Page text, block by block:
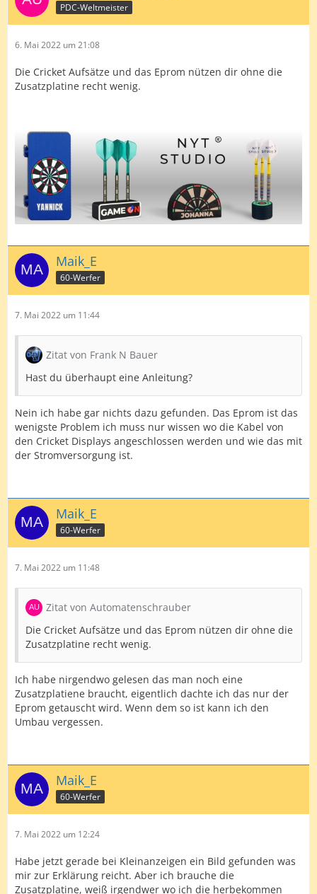
PDC-Weltmeister
6. Mai 2022 um 21:08
Die Cricket Aufsätze und das Eprom nützen dir ohne die
Zusatzplatine recht wenig.
Maik_E
60-Werfer
7. Mai 2022 um 11:44
Zitat von Frank N Bauer
Hast du überhaupt eine Anleitung?
Nein ich habe gar nichts dazu gefunden. Das Eprom ist das
wenigste Problem ich muss nur wissen wo die Kabel von
den Cricket Displays angeschlossen werden und wie das mit
der Stromversorgung ist.
Maik_E
60-Werfer
7. Mai 2022 um 11:48
Zitat von Automatenschrauber
Die Cricket Aufsätze und das Eprom nützen dir ohne die
Zusatzplatine recht wenig.
Ich habe nirgendwo gelesen das man noch eine
Zusatzplatiene braucht, eigentlich dachte ich das nur der
Eprom getauscht wird. Wenn dem so ist kann ich den
Umbau vergessen.
Maik_E
60-Werfer
7. Mai 2022 um 12:24
Habe jetzt gerade bei Kleinanzeigen ein Bild gefunden was
mir zur Erklärung reicht. Aber ich brauche die
Zusatzplatine, weiß irgendwer wo ich die herbekommen